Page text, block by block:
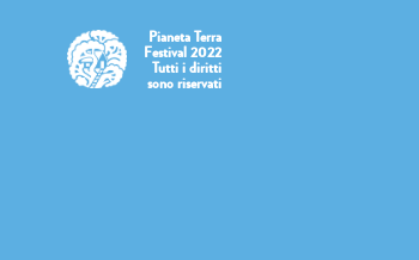
Pianeta Terra
Festival 2022
Tutti i diritti
sono riservati